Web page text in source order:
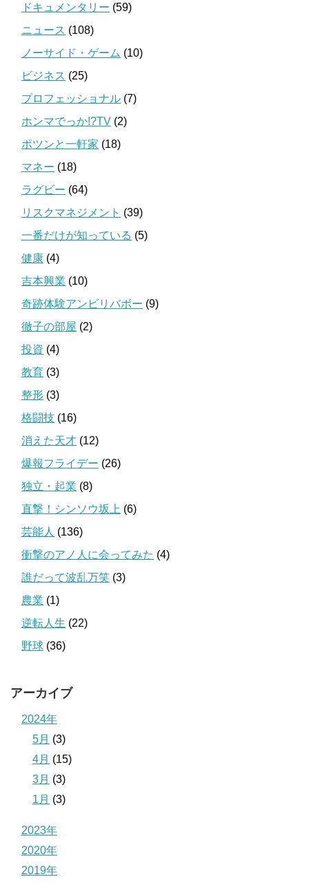
ドキュメンタリー (59)
ニュース (108)
ノーサイド・ゲーム (10)
ビジネス (25)
プロフェッショナル (7)
ホンマでっか!?TV (2)
ポツンと一軒家 (18)
マネー (18)
ラグビー (64)
リスクマネジメント (39)
一番だけが知っている (5)
健康 (4)
吉本興業 (10)
奇跡体験アンビリバボー (9)
徹子の部屋 (2)
投資 (4)
教育 (3)
整形 (3)
格闘技 (16)
消えた天才 (12)
爆報フライデー (26)
独立・起業 (8)
直撃！シンソウ坂上 (6)
芸能人 (136)
衝撃のアノ人に会ってみた (4)
誰だって波乱万笑 (3)
農業 (1)
逆転人生 (22)
野球 (36)
アーカイブ
2024年
5月 (3)
4月 (15)
3月 (3)
1月 (3)
2023年
2020年
2019年